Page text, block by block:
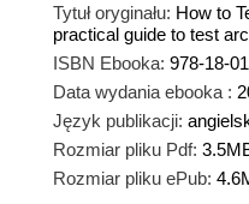
Tytuł oryginału: How to
practical guide to test
ISBN Ebooka: 978-18-
Data wydania ebooka :
Język publikacji:
Rozmiar pliku Pdf:
Rozmiar pliku ePub: